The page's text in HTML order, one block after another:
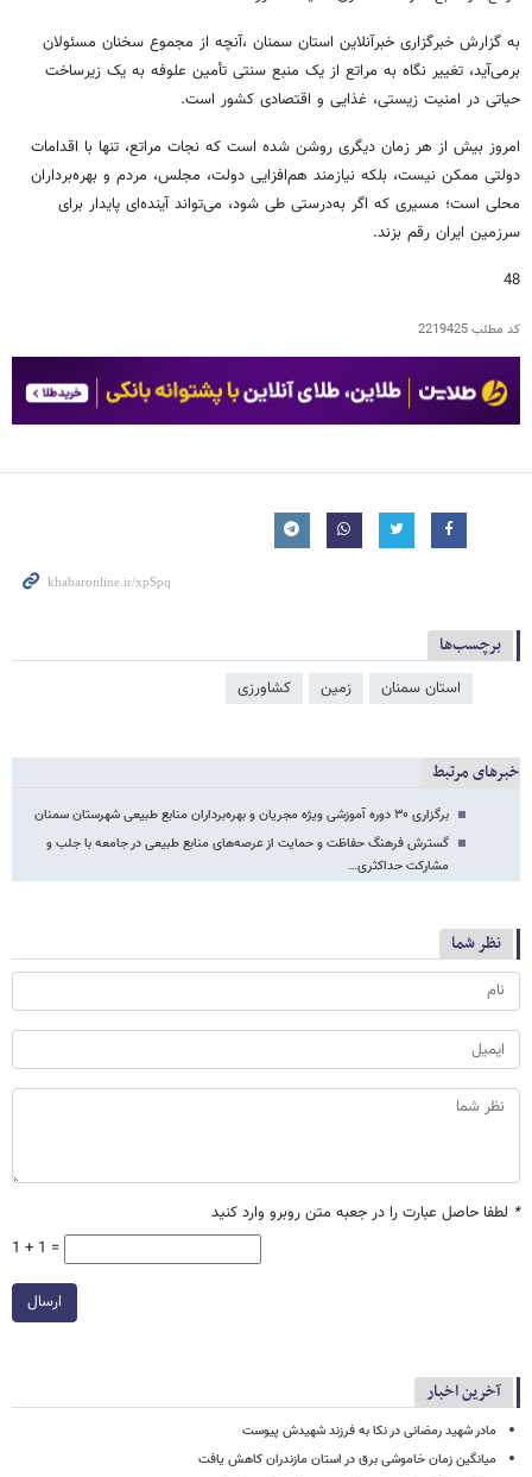
به گزارش خبرگزاری خبرآنلاین استان سمنان ،آنچه از مجموع سخنان مسئولان
برمی‌آید، تغییر نگاه به مراتع از یک منبع سنتی تأمین علوفه به یک زیرساخت
حیاتی در امنیت زیستی، غذایی و اقتصادی کشور است.
امروز بیش از هر زمان دیگری روشن شده است که نجات مراتع، تنها با اقدامات
دولتی ممکن نیست، بلکه نیازمند هم‌افزایی دولت، مجلس، مردم و بهره‌برداران
محلی است؛ مسیری که اگر به‌درستی طی شود، می‌تواند آینده‌ای پایدار برای
سرزمین ایران رقم بزند.
48
کد مطلب2219425
برچسب‌ها
استان سمنان زمین کشاورزی
خبرهای مرتبط
برگزاری ۳۰ دوره آموزشی ویژه مجریان و بهره‌برداران منابع طبیعی شهرستان سمنان
گسترش فرهنگ حفاظت و حمایت از عرصه‌های منابع طبیعی در جامعه با جلب و
مشارکت حداکثری…
نظر شما
* لطفا حاصل عبارت را در جعبه متن روبرو وارد کنید
1 + 1 =
ارسال
آخرین اخبار
مادر شهید رمضانی در نکا به فرزند شهیدش پیوست
میانگین زمان خاموشی برق در استان مازندران کاهش یافت